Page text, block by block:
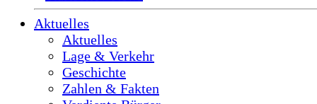
Aktuelles
Aktuelles
Lage & Verkehr
Geschichte
Zahlen & Fakten